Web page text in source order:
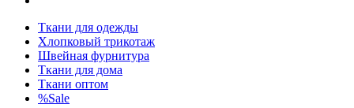
Ткани для одежды
Хлопковый трикотаж
Швейная фурнитура
Ткани для дома
Ткани оптом
%Sale